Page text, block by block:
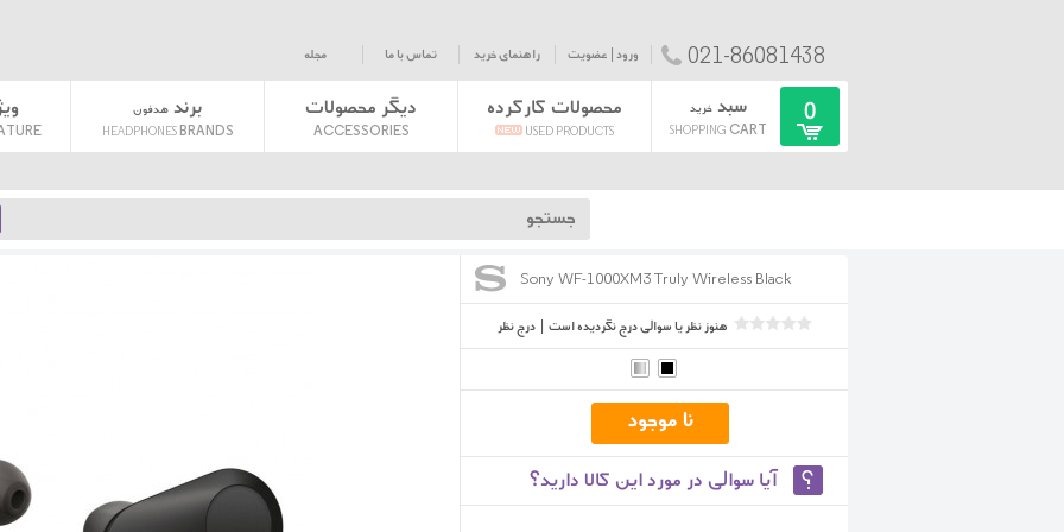
021-86081438 ورود | عضویت راهنمای خرید تماس با ما مجله
برند هدفون
HEADPHONES BRANDS
دیگر محصولات
ACCESSORIES
محصولات کارکرده
USED PRODUCTS
سبد خرید
SHOPPING CART
0
1000XM3 Truly Wireless Black›
Sony WF-1000XM3 Truly Wireless Black
هنوز نظر یا سوالی درج نگردیده است |درج نظر
آیا سوالی در مورد این کالا دارید؟